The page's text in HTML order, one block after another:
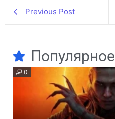
Previous Post
Популярное
0